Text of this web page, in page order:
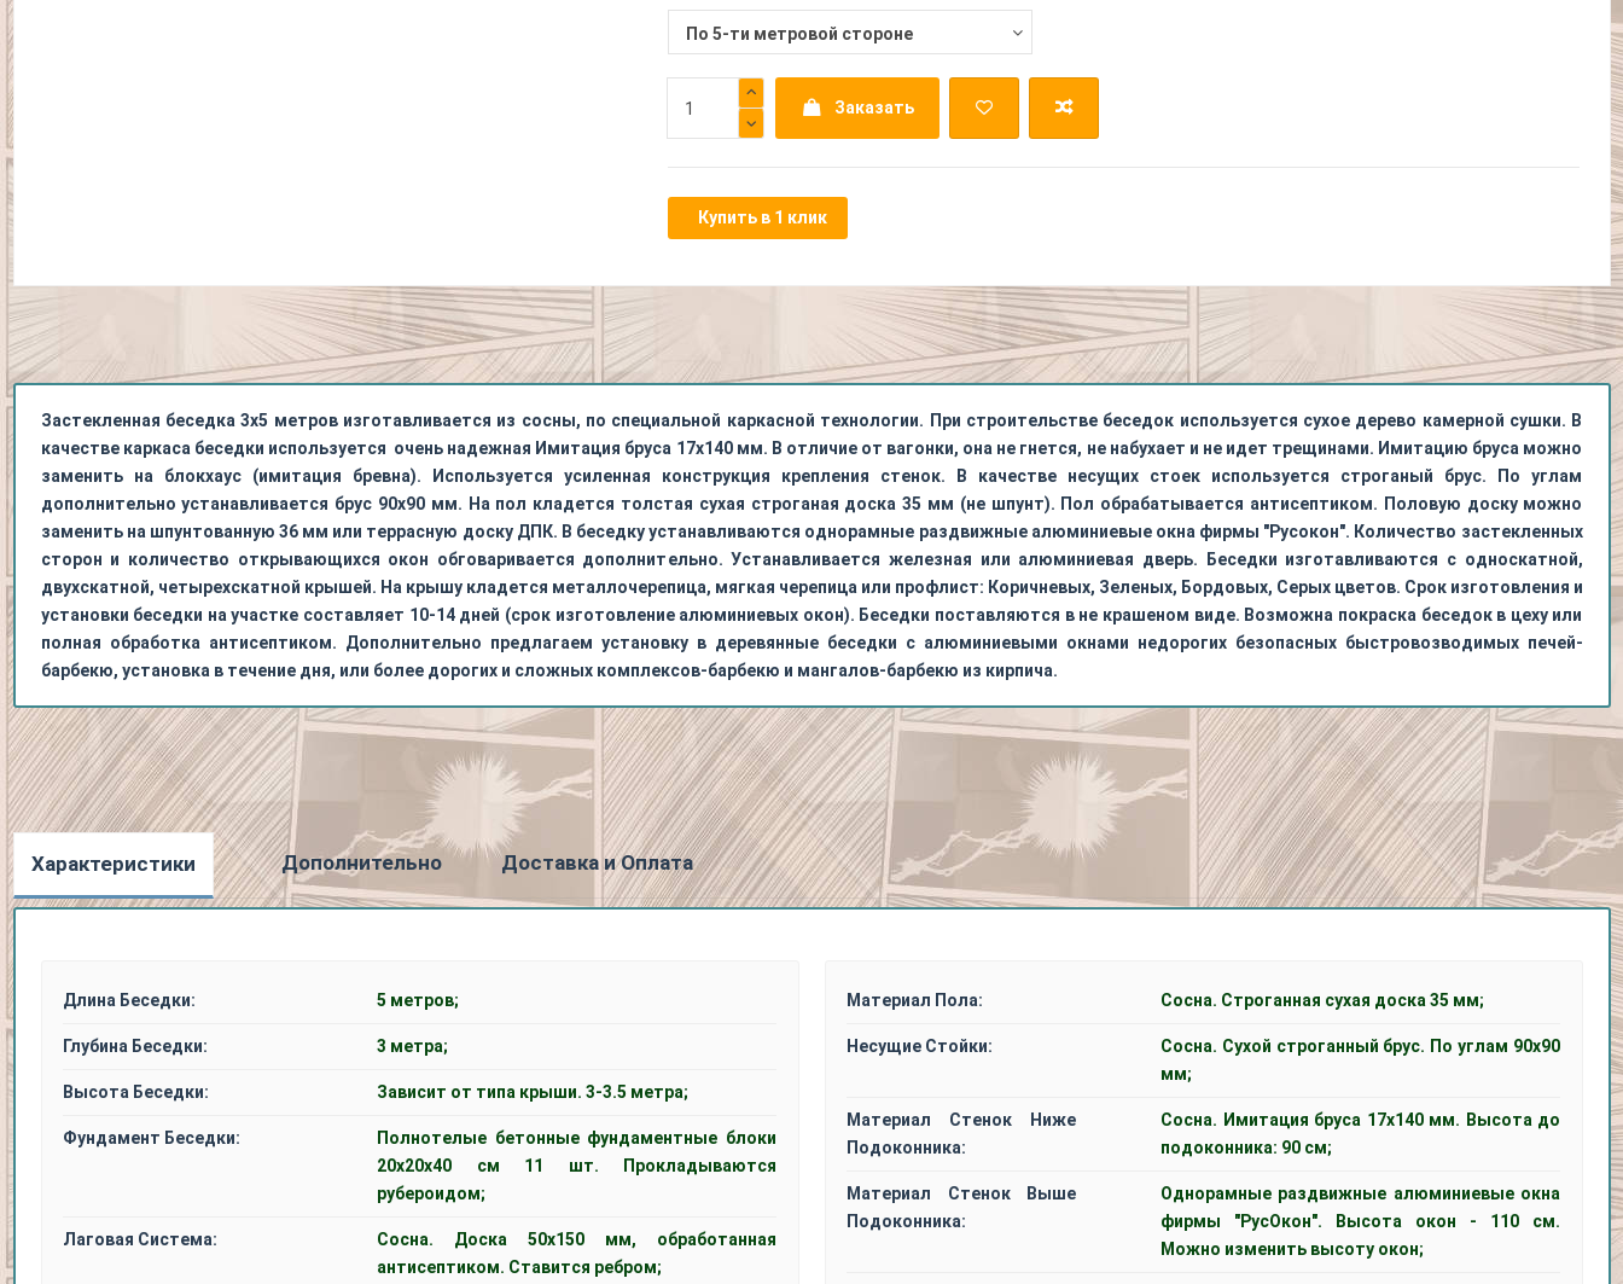
Заказать
Купить в 1 клик
Застекленная беседка 3х5 метров изготавливается из сосны, по специальной каркасной технологии. При строительстве беседок используется сухое дерево камерной сушки. В
качестве каркаса беседки используется очень надежная Имитация бруса 17х140 мм. В отличие от вагонки, она не гнется, не набухает и не идет трещинами. Имитацию бруса можно
заменить на блокхаус (имитация бревна). Используется усиленная конструкция крепления стенок. В качестве несущих стоек используется строганый брус. По углам
дополнительно устанавливается брус 90х90 мм. На пол кладется толстая сухая строганая доска 35 мм (не шпунт). Пол обрабатывается антисептиком. Половую доску можно
заменить на шпунтованную 36 мм или террасную доску ДПК. В беседку устанавливаются однорамные раздвижные алюминиевые окна фирмы "Русокон". Количество застекленных
сторон и количество открывающихся окон обговаривается дополнительно. Устанавливается железная или алюминиевая дверь. Беседки изготавливаются с односкатной,
двухскатной, четырехскатной крышей. На крышу кладется металлочерепица, мягкая черепица или профлист: Коричневых, Зеленых, Бордовых, Серых цветов. Срок изготовления и
установки беседки на участке составляет 10-14 дней (срок изготовление алюминиевых окон). Беседки поставляются в не крашеном виде. Возможна покраска беседок в цеху или
полная обработка антисептиком. Дополнительно предлагаем установку в деревянные беседки с алюминиевыми окнами недорогих безопасных быстровозводимых печей-
барбекю, установка в течение дня, или более дорогих и сложных комплексов-барбекю и мангалов-барбекю из кирпича.
Характеристики Дополнительно Доставка и Оплата
Длина Беседки: 5 метров;
Глубина Беседки: 3 метра;
Высота Беседки: Зависит от типа крыши. 3-3.5 метра;
Фундамент Беседки:
Полнотелые бетонные фундаментные блоки
20x20x40 см 11 шт. Прокладываются
рубероидом;
Лаговая Система:
Сосна. Доска 50x150 мм, обработанная
антисептиком. Ставится ребром;
Материал Пола: Сосна. Строганная сухая доска 35 мм;
Несущие Стойки:
Сосна. Сухой строганный брус. По углам 90х90
мм;
Материал Стенок Ниже
Подоконника:
Сосна. Имитация бруса 17х140 мм. Высота до
подоконника: 90 см;
Материал Стенок Выше
Подоконника:
Однорамные раздвижные алюминиевые окна
фирмы "РусОкон". Высота окон - 110 см.
Можно изменить высоту окон;